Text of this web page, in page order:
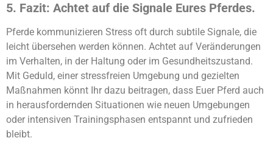
5. Fazit: Achtet auf die Signale Eures Pferdes.
Pferde kommunizieren Stress oft durch subtile Signale, die
leicht übersehen werden können. Achtet auf Veränderungen
im Verhalten, in der Haltung oder im Gesundheitszustand.
Mit Geduld, einer stressfreien Umgebung und gezielten
Maßnahmen könnt Ihr dazu beitragen, dass Euer Pferd auch
in herausfordernden Situationen wie neuen Umgebungen
oder intensiven Trainingsphasen entspannt und zufrieden
bleibt.